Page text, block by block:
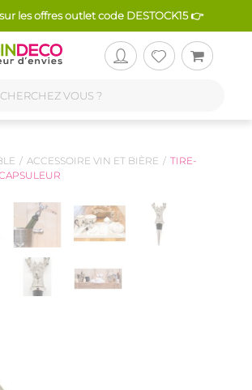
les offres outlet code DESTOCK15 👉
ACCESSOIRE VIN ET BIÈRE
TIRE-